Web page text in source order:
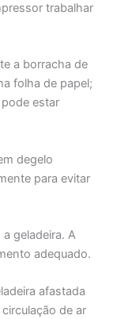
trabalhar
a borracha de
folha de papel;
estar
degelo
para evitar
geladeira. A
adequado.
afastada
de ar